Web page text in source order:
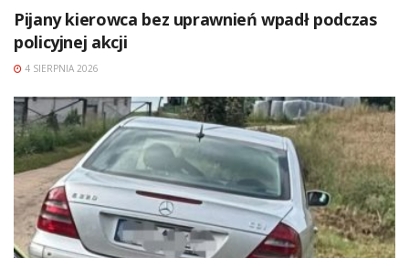
Pijany kierowca bez uprawnień wpadł podczas
policyjnej akcji
4 SIERPNIA 2026